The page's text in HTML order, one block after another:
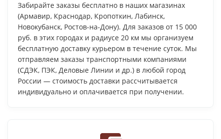
Забирайте заказы бесплатно в наших магазинах
(Армавир, Краснодар, Кропоткин, Лабинск,
Новокубанск, Ростов-на-Дону). Для заказов от 15 000
руб. в этих городах и радиусе 20 км мы организуем
бесплатную доставку курьером в течение суток. Мы
отправляем заказы транспортными компаниями
(СДЭК, ПЭК, Деловые Линии и др.) в любой город
России — стоимость доставки рассчитывается
индивидуально и оплачивается при получении.